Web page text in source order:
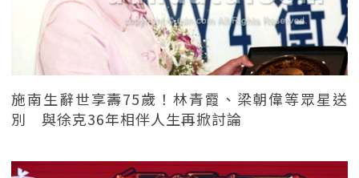
施南生辭世享壽75歲！林青霞、梁朝偉等眾星送
別 與徐克36年相伴人生再掀討論